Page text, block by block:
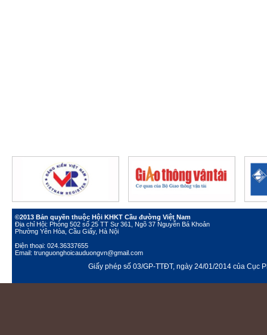
©2013 Bản quyền thuộc Hội KHKT Cầu đường Việt Nam
Địa chỉ Hội: Phòng 502 số 25 TT Sư 361, Ngõ 37 Nguyễn Bá Khoản
Phường Yên Hòa, Cầu Giấy, Hà Nội
Điện thoại: 024.36337655
Email: trunguonghoicauduongvn@gmail.com
Giấy phép số 03/GP-TTĐT, ngày 24/01/2014 của Cục